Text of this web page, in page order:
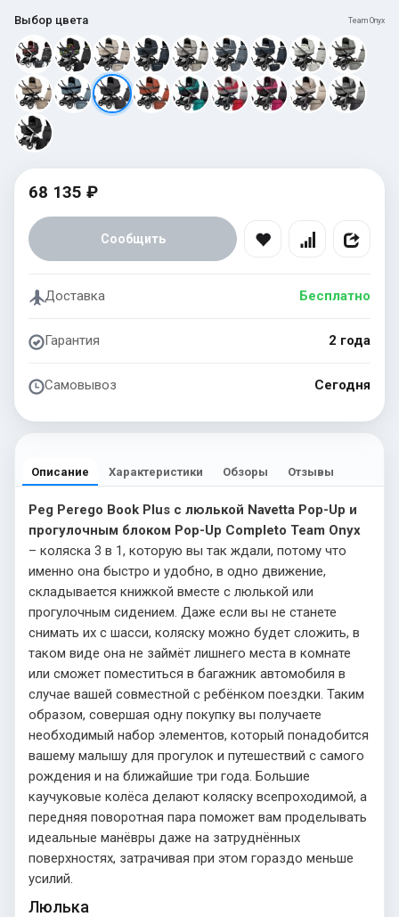
Выбор цвета Team Onyx
68 135 ₽
Сообщить
Доставка Бесплатно
Гарантия 2 года
Самовывоз Сегодня
Описание Характеристики Обзоры Отзывы
Peg Perego Book Plus с люлькой Navetta Pop-Up и
прогулочным блоком Pop-Up Completo Team Onyx
– коляска 3 в 1, которую вы так ждали, потому что
именно она быстро и удобно, в одно движение,
складывается книжкой вместе с люлькой или
прогулочным сидением. Даже если вы не станете
снимать их с шасси, коляску можно будет сложить, в
таком виде она не займёт лишнего места в комнате
или сможет поместиться в багажник автомобиля в
случае вашей совместной с ребёнком поездки. Таким
образом, совершая одну покупку вы получаете
необходимый набор элементов, который понадобится
вашему малышу для прогулок и путешествий с самого
рождения и на ближайшие три года. Большие
каучуковые колёса делают коляску всепроходимой, а
передняя поворотная пара поможет вам проделывать
идеальные манёвры даже на затруднённых
поверхностях, затрачивая при этом гораздо меньше
усилий.
Люлька